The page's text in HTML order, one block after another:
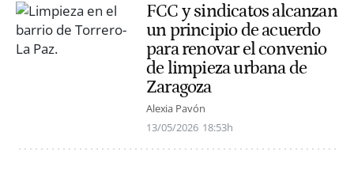
FCC y sindicatos alcanzan
un principio de acuerdo
para renovar el convenio
de limpieza urbana de
Zaragoza
Alexia Pavón
13/05/2026 18:53h